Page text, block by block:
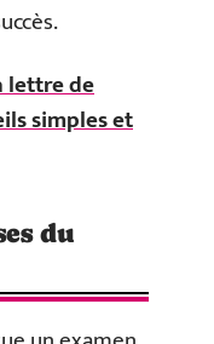
lettre de
simples et
du